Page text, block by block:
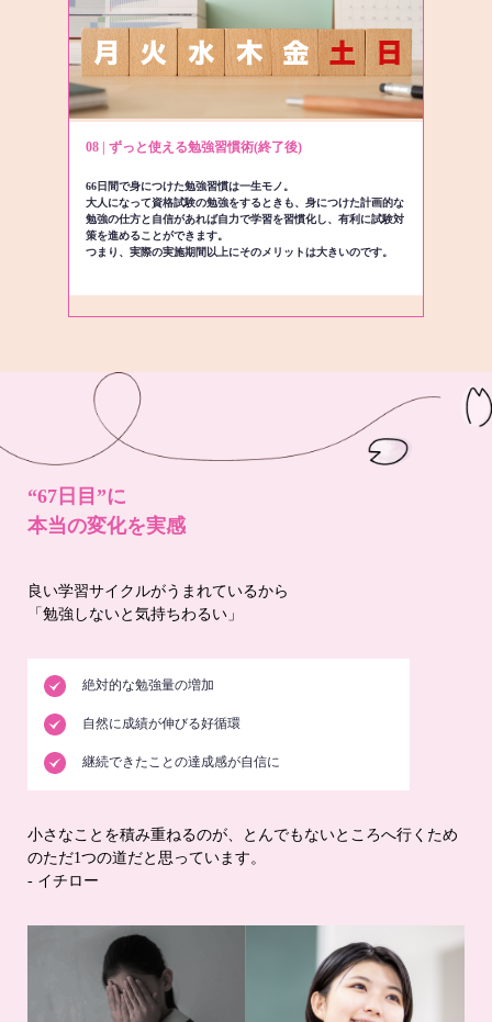
08 | ずっと使える勉強習慣術(終了後)
66日間で身につけた勉強習慣は一生モノ。
大人になって資格試験の勉強をするときも、身につけた計画的な
勉強の仕方と自信があれば自力で学習を習慣化し、有利に試験対
策を進めることができます。
つまり、実際の実施期間以上にそのメリットは大きいのです。
“67日目”に
本当の変化を実感
良い学習サイクルがうまれているから
「勉強しないと気持ちわるい」
絶対的な勉強量の増加
自然に成績が伸びる好循環
継続できたことの達成感が自信に
小さなことを積み重ねるのが、とんでもないところへ行くため
のただ1つの道だと思っています。
- イチロー